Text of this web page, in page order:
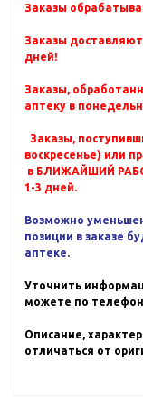
Заказы
Заказы
дней!
Заказы,
аптеку в
Заказы,
воскресенье) или
в БЛИЖАЙШИЙ
1-3 дней.
Возможно
позиции в заказе
аптеке.
Уточнить
можете по
Описание,
отличаться от